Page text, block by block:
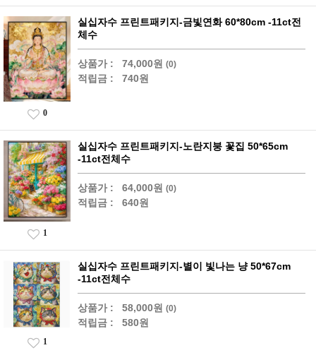
실십자수 프린트패키지-금빛연화 60*80cm -11ct전
체수
상품가 : 74,000원 (0)
적립금 : 740원
0
실십자수 프린트패키지-노란지붕 꽃집 50*65cm
-11ct전체수
상품가 : 64,000원 (0)
적립금 : 640원
1
실십자수 프린트패키지-별이 빛나는 냥 50*67cm
-11ct전체수
상품가 : 58,000원 (0)
적립금 : 580원
1